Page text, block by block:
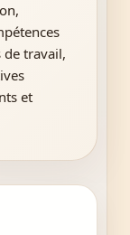
de travail,
et